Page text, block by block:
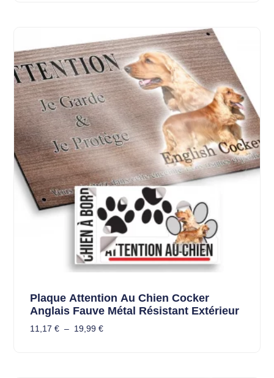
Plaque Attention Au Chien Cocker
Anglais Fauve Métal Résistant Extérieur
11,17 € – 19,99 €